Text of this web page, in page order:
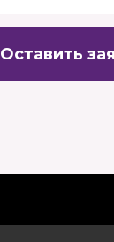
Оставить